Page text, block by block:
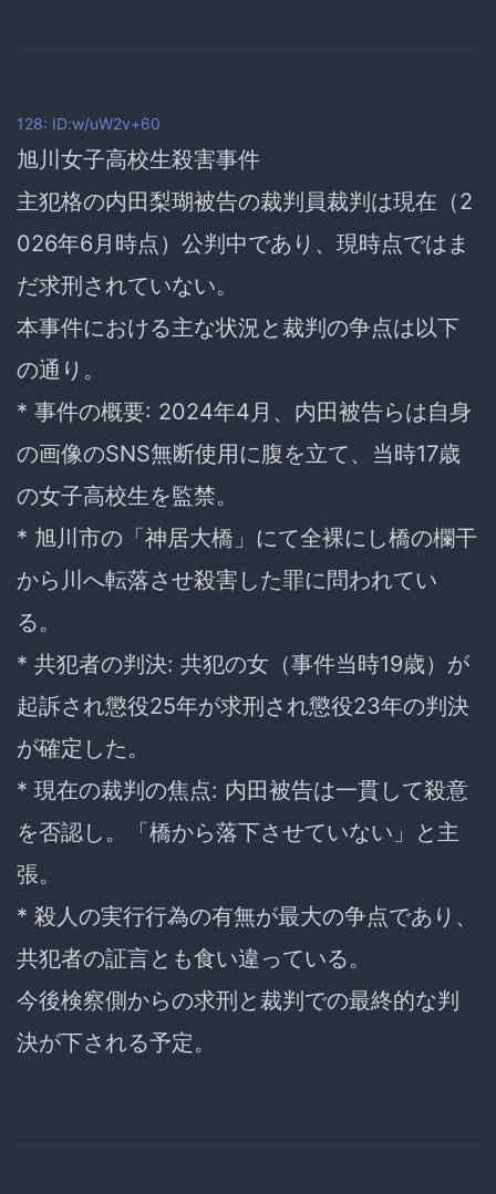
128: ID:w/uW2v+60
旭川女子高校生殺害事件
主犯格の内田梨瑚被告の裁判員裁判は現在（2
026年6月時点）公判中であり、現時点ではま
だ求刑されていない。
本事件における主な状況と裁判の争点は以下
の通り。
* 事件の概要: 2024年4月、内田被告らは自身
の画像のSNS無断使用に腹を立て、当時17歳
の女子高校生を監禁。
* 旭川市の「神居大橋」にて全裸にし橋の欄干
から川へ転落させ殺害した罪に問われてい
る。
* 共犯者の判決: 共犯の女（事件当時19歳）が
起訴され懲役25年が求刑され懲役23年の判決
が確定した。
* 現在の裁判の焦点: 内田被告は一貫して殺意
を否認し。「橋から落下させていない」と主
張。
* 殺人の実行行為の有無が最大の争点であり、
共犯者の証言とも食い違っている。
今後検察側からの求刑と裁判での最終的な判
決が下される予定。